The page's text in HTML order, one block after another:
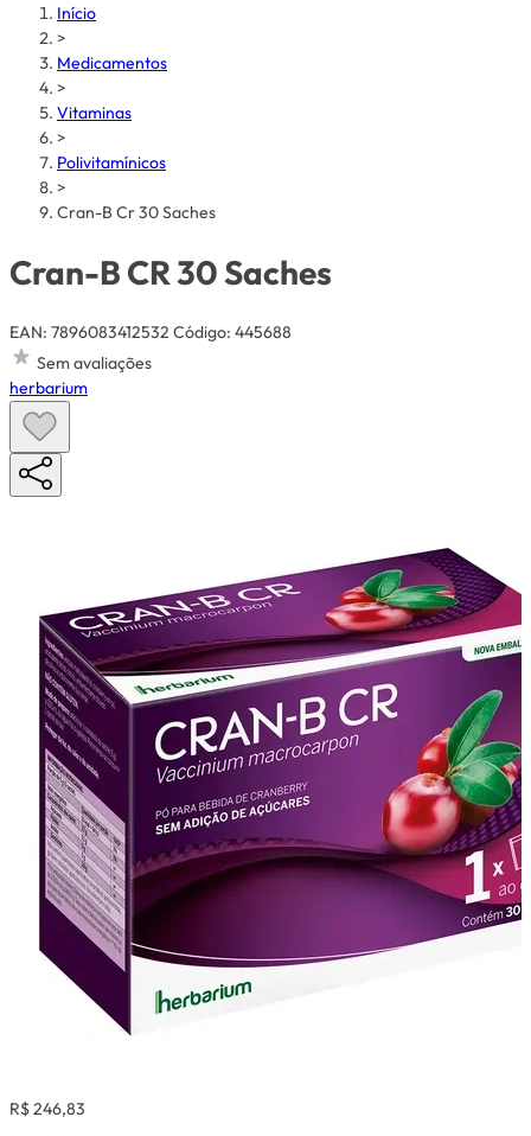
Início
>
Medicamentos
>
Vitaminas
>
Polivitamínicos
>
Cran-B Cr 30 Saches
Cran-B CR 30 Saches
EAN: 7896083412532 Código: 445688
Sem avaliações
herbarium
R$ 246,83